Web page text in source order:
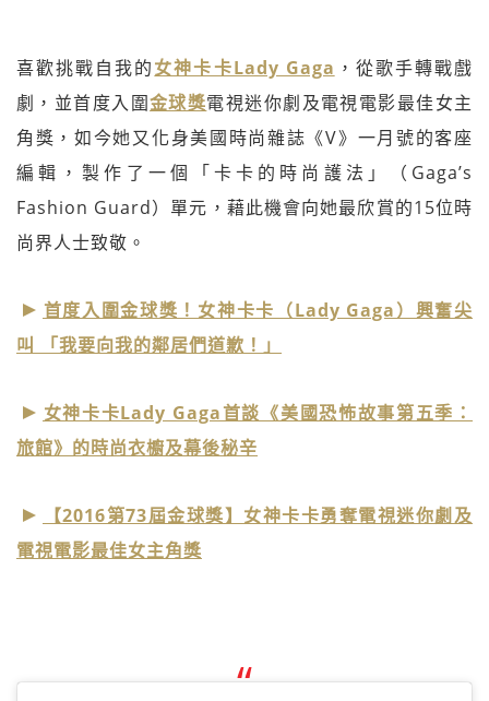
喜歡挑戰自我的女神卡卡Lady Gaga ，從歌手轉戰戲
劇，並首度入圍金球獎電視迷你劇及電視電影最佳女主
角獎，如今她又化身美國時尚雜誌《V》一月號的客座
編輯，製作了一個「卡卡的時尚護法」（Gaga’s
Fashion Guard）單元，藉此機會向她最欣賞的15位時
尚界人士致敬。
首度入圍金球獎！女神卡卡（Lady Gaga）興奮尖
叫 「我要向我的鄰居們道歉！」
女神卡卡Lady Gaga首談《美國恐怖故事第五季：
旅館》的時尚衣櫥及幕後秘辛
【2016第73屆金球獎】女神卡卡勇奪電視迷你劇及
電視電影最佳女主角獎